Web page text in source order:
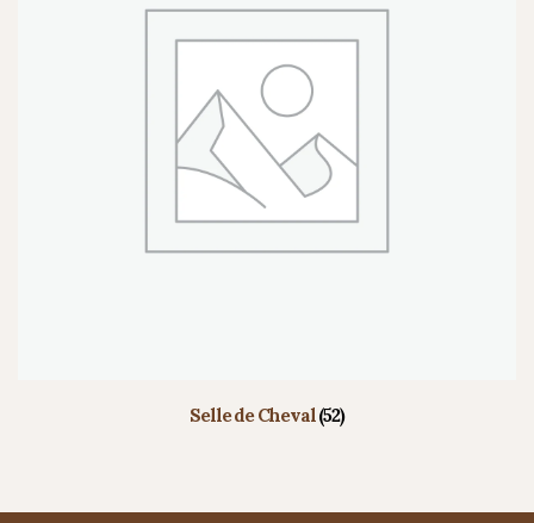
Selle de Cheval(52)